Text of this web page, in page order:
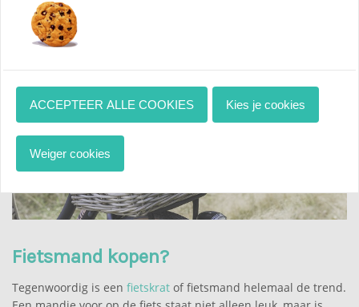
check Op voorraad
Fietsmand kopen?
Tegenwoordig is een fietskrat of fietsmand helemaal de trend.
ACCEPTEER ALLE COOKIES Kies je cookies
Weiger cookies